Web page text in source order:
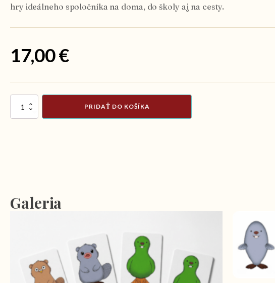
hry ideálneho spoločníka na doma, do školy aj na cesty.
17,00€
množstvo
PRIDAŤ DO KOŠÍKA
Galeria